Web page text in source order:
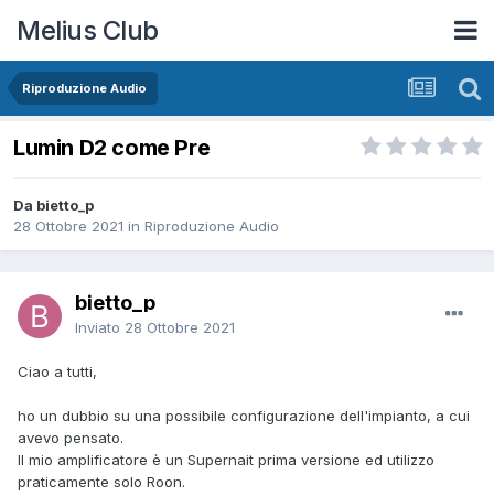
Melius Club
Riproduzione Audio
Lumin D2 come Pre
Da bietto_p
28 Ottobre 2021 in Riproduzione Audio
bietto_p
Inviato 28 Ottobre 2021
Ciao a tutti,
ho un dubbio su una possibile configurazione dell'impianto, a cui
avevo pensato.
Il mio amplificatore è un Supernait prima versione ed utilizzo
praticamente solo Roon.